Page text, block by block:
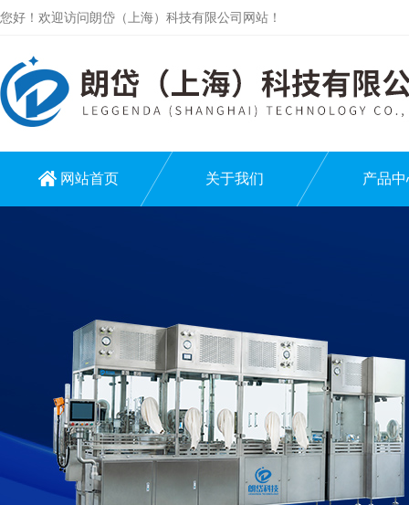
您好！欢迎访问朗岱（上海）科技有限公司网站！
网站首页 关于我们 产品中